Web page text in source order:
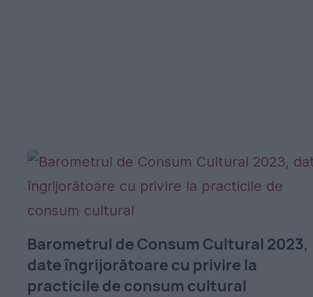
Barometrul de Consum Cultural 2023,
date îngrijorătoare cu privire la
practicile de consum cultural